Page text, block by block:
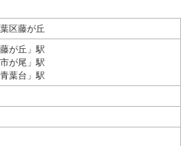
区藤が丘
が丘」駅
が尾」駅
葉台」駅